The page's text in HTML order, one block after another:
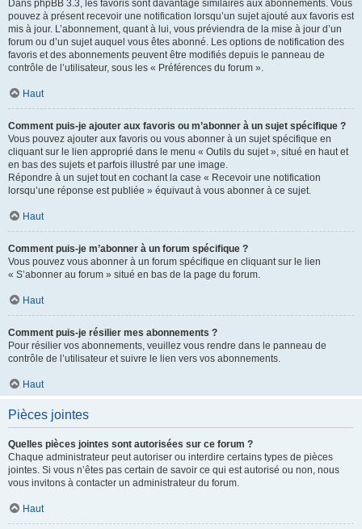
Dans phpBB 3.3, les favoris sont davantage similaires aux abonnements. Vous
pouvez à présent recevoir une notification lorsqu’un sujet ajouté aux favoris est
mis à jour. L’abonnement, quant à lui, vous préviendra de la mise à jour d’un
forum ou d’un sujet auquel vous êtes abonné. Les options de notification des
favoris et des abonnements peuvent être modifiés depuis le panneau de
contrôle de l’utilisateur, sous les « Préférences du forum ».
Haut
Comment puis-je ajouter aux favoris ou m’abonner à un sujet spécifique ?
Vous pouvez ajouter aux favoris ou vous abonner à un sujet spécifique en
cliquant sur le lien approprié dans le menu « Outils du sujet », situé en haut et
en bas des sujets et parfois illustré par une image.
Répondre à un sujet tout en cochant la case « Recevoir une notification
lorsqu’une réponse est publiée » équivaut à vous abonner à ce sujet.
Haut
Comment puis-je m’abonner à un forum spécifique ?
Vous pouvez vous abonner à un forum spécifique en cliquant sur le lien
« S’abonner au forum » situé en bas de la page du forum.
Haut
Comment puis-je résilier mes abonnements ?
Pour résilier vos abonnements, veuillez vous rendre dans le panneau de
contrôle de l’utilisateur et suivre le lien vers vos abonnements.
Haut
Pièces jointes
Quelles pièces jointes sont autorisées sur ce forum ?
Chaque administrateur peut autoriser ou interdire certains types de pièces
jointes. Si vous n’êtes pas certain de savoir ce qui est autorisé ou non, nous
vous invitons à contacter un administrateur du forum.
Haut